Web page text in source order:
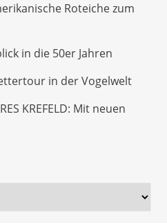
Roteiche zum
in die 50er Jahren
in der Vogelwelt
KREFELD: Mit neuen